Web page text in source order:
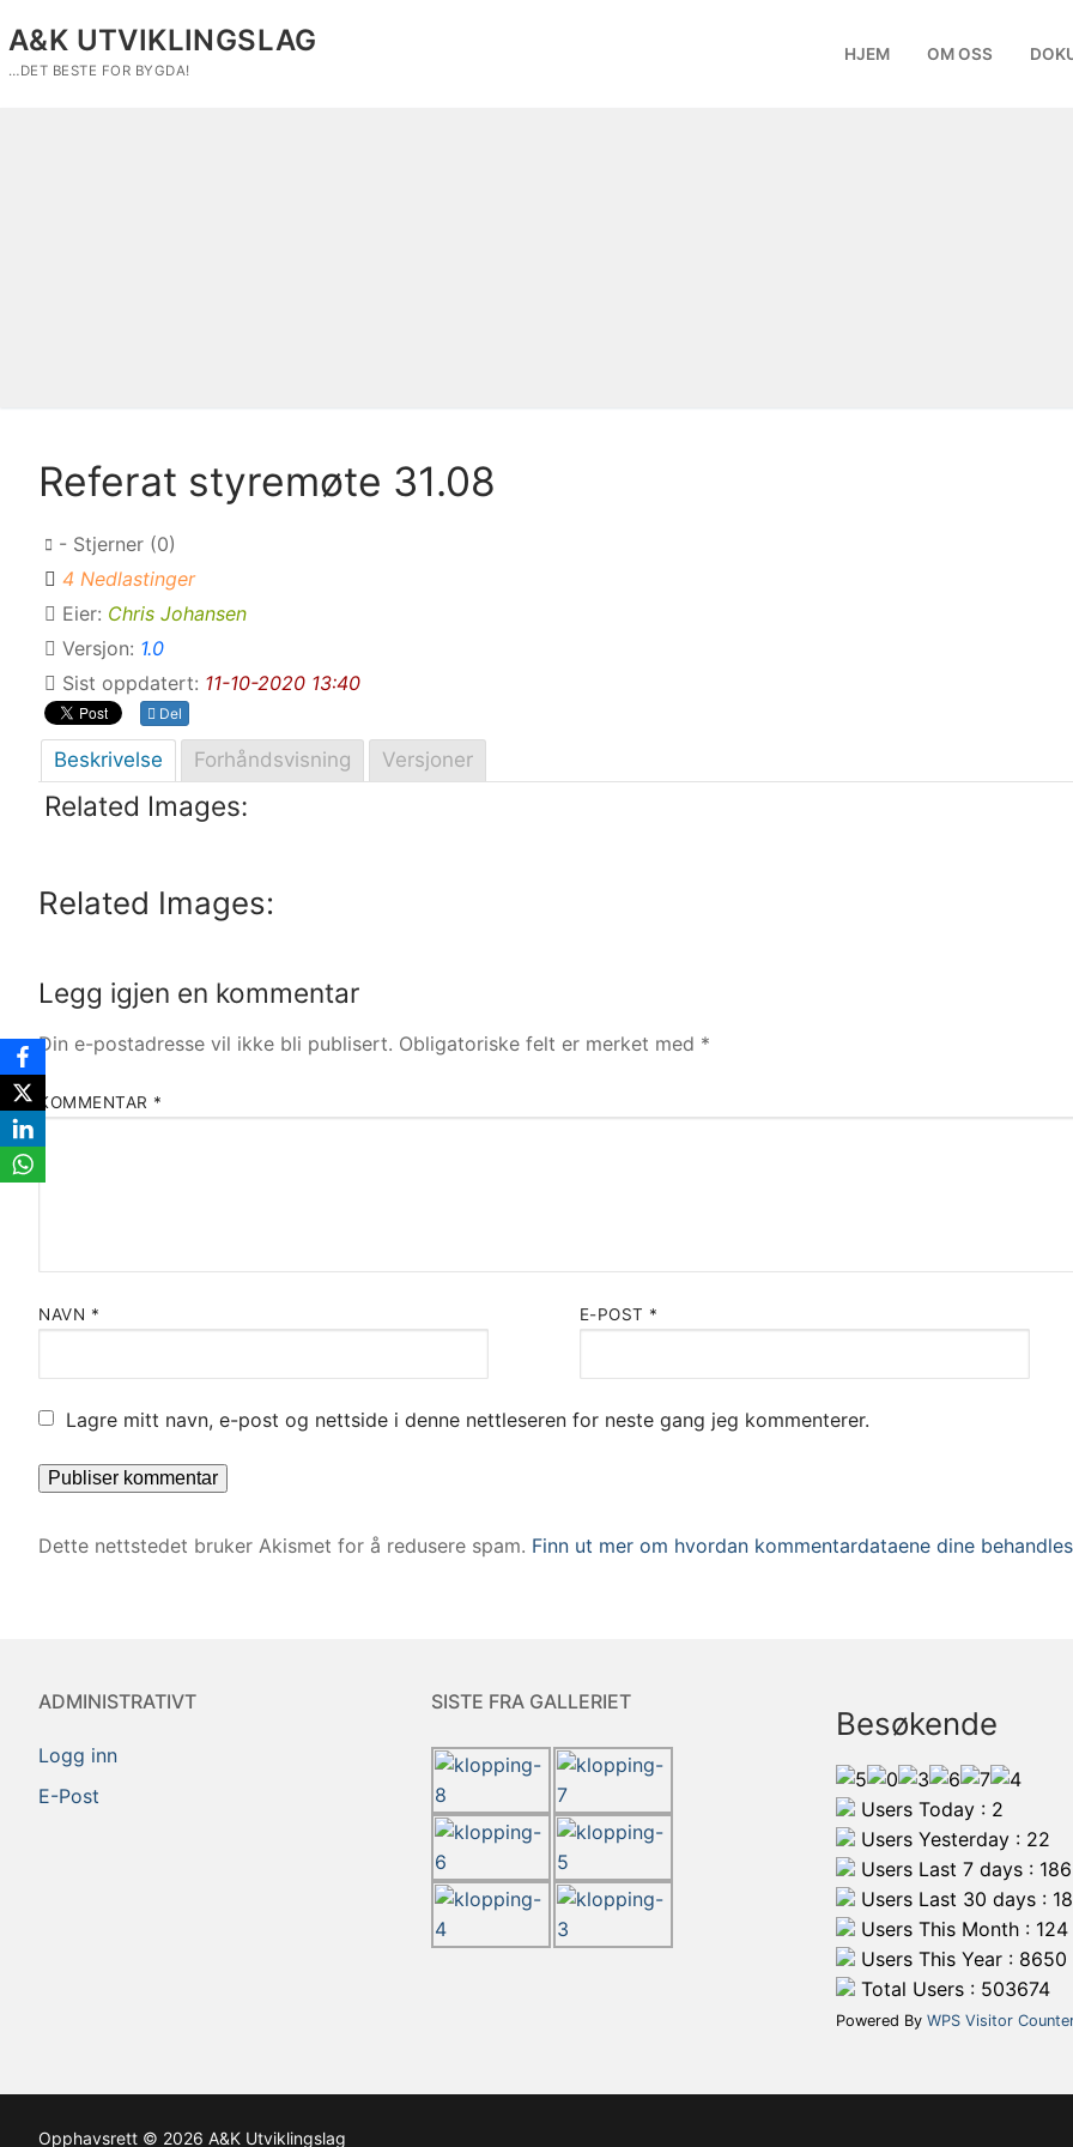
til
innholdet
A&K UTVIKLINGSLAG
…DET BESTE FOR BYGDA!
HJEM OM OSS
Referat styremøte 31.08
- Stjerner (0)
4 Nedlastinger
Eier: Chris Johansen
Versjon: 1.0
Sist oppdatert: 11-10-2020 13:40
Del
Beskrivelse Forhåndsvisning Versjoner
Related Images:
Related Images:
Legg igjen en kommentar
Din e-postadresse vil ikke bli publisert. Obligatoriske felt er merket med *
KOMMENTAR *
NAVN * E-POST *
Lagre mitt navn, e-post og nettside i denne nettleseren for neste gang jeg kommenterer.
Dette nettstedet bruker Akismet for å redusere spam. Finn ut mer om hvordan kommentardataene dine
ADMINISTRATIVT
Logg inn
E-Post
SISTE FRA GALLERIET
Besøkende
Users Today : 2
Users Yesterday : 22
Users Last 7 days : 186
Users Last 30 days :
Users This Month : 124
Users This Year : 8650
Total Users : 503674
Powered By WPS Visitor
Opphavsrett © 2026 A&K Utviklingslag